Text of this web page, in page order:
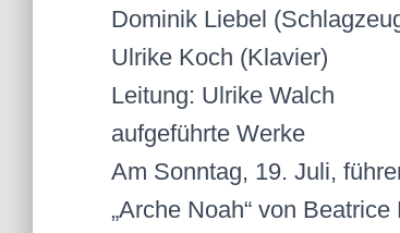
Dominik Liebel
Ulrike Koch (Klavier)
Leitung: Ulrike Walch
aufgeführte Werke
Am Sonntag, 19. Juli,
„Arche Noah“ von